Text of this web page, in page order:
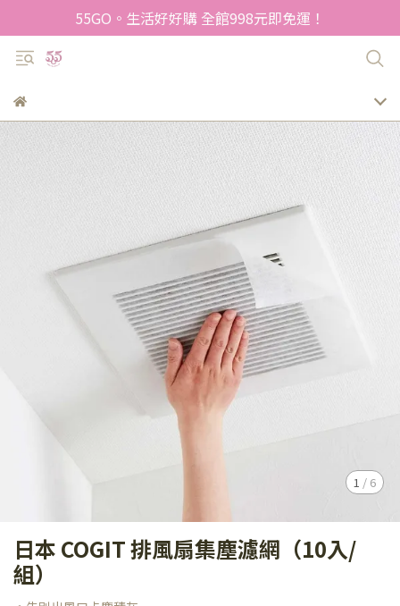
55GO。生活好好購 全館998元即免運！
1 / 6
日本 COGIT 排風扇集塵濾網（10入/
組）